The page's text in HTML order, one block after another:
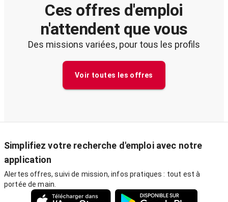
Ces offres d'emploi
n'attendent que vous
Des missions variées, pour tous les profils
Voir toutes les offres
Simplifiez votre recherche d'emploi avec notre
application
Alertes offres, suivi de mission, infos pratiques : tout est à
portée de main.